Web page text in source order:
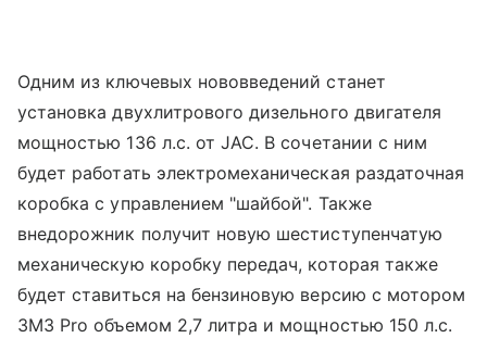
Одним из ключевых нововведений станет
установка двухлитрового дизельного двигателя
мощностью 136 л.с. от JAC. В сочетании с ним
будет работать электромеханическая раздаточная
коробка с управлением "шайбой". Также
внедорожник получит новую шестиступенчатую
механическую коробку передач, которая также
будет ставиться на бензиновую версию с мотором
ЗМЗ Pro объемом 2,7 литра и мощностью 150 л.с.